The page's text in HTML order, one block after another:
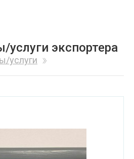
услуги экспортера
услуги